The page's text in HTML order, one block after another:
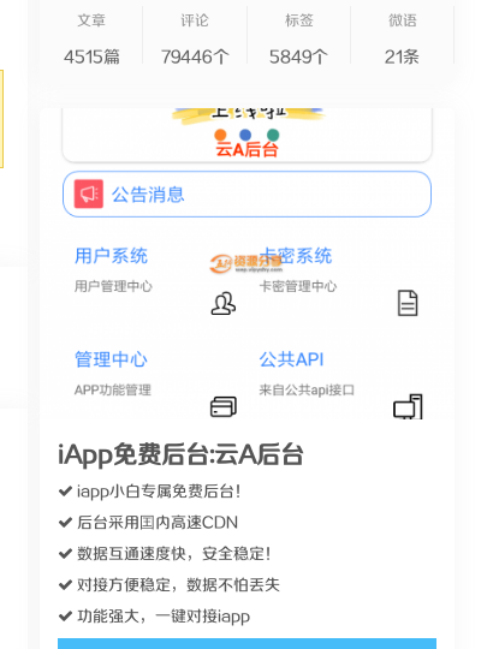
文章
4515篇
评论
79446个
标签
5849个
微语
21条
iApp免费后台:云A后台
iapp小白专属免费后台！
后台采用囯内高速CDN
数据互通速度快，安全稳定！
对接方便稳定，数据不怕丢失
功能强大，一键对接iapp